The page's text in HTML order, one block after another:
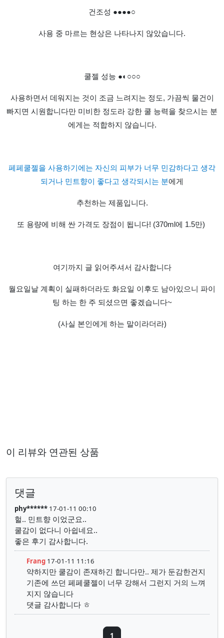
건조성 ●●●●○
사용 중 마르는 현상은 나타나지 않았습니다.
쿨젤 성능 ●◐○○○
사용하면서 데워지는 것이 조금 느려지는 정도, 가끔씩 물건이
빠지면 시원합니다만 미비한 정도라 강한 쿨 능력을 찾으시는 분
에게는 적합하지 않습니다.
페페쿨젤을 사용하기에는 자신의 피부가 너무 민감하다고 생각
되거나 민트향이 좋다고 생각되시는 분에게
추천하는 제품입니다.
또 용량에 비해 싼 가격도 장점이 됩니다! (370ml에 1.5만)
여기까지 글 읽어주셔서 감사합니다
월요일날 계획이 실패하더라도 화요일 이후도 남아있으니 파이
팅 하는 한 주 되셨으면 좋겠습니다~
(사실 본인에게 하는 말이라더라)
이 리뷰와 연관된 상품
댓글
phy****** 17-01-11 00:10
헐.. 민트향 이었군요..
쿨감이 없다니 아쉽네요..
좋은 후기 감사합니다.
Frang 17-01-11 11:16
약하지만 쿨감이 존재하긴 합니다만.. 제가 둔감한건지
기존에 쓰던 페페쿨젤이 너무 강해서 그런지 거의 느껴
지지 않습니다
댓글 감사합니다 ㅎ
1